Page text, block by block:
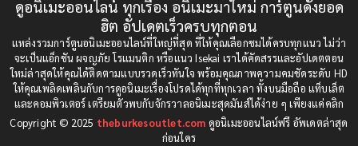
Bondage (ทาส)(1)
boys love(1)
Censored (เซ็นเซอร์) (19)
Comedy (ตลก) (85)
1993
1992
1991
1990
1989
1988
1987
1985
ดูอนิเมะออนไลน์ ทุกเรื่อง อนิเมะมาใหม่ การ์ตูนดังยอด
ฮิต อัปเดตเร็วครบทุกตอน
แหล่งรวมการ์ตูนอนิเมะออนไลน์ที่ใหญ่ที่สุด ที่ให้คุณเลือกชมได้ครบทุกแนว ไม่ว่า
จะเป็นแอ็กชัน ผจญภัย โรแมนติก หรือแนว Isekai เราได้คัดสรรและอัปเดตตอน
ใหม่ล่าสุดให้คุณได้ติดตามแบบรวดเร็วทันใจ พร้อมคุณภาพความคมชัดระดับ HD
ให้คุณเพลิดเพลินกับการดูอนิเมะเรื่องโปรดได้ทุกที่ทุกเวลา ทั้งบนมือถือ แท็บเล็ต
และคอมพิวเตอร์ เตรียมตัวพบกับจักรวาลอนิเมะสุดมันส์ได้ง่าย ๆ เพียงแค่คลิก
Copyright © 2025 theburkesoutlet.com ดูอนิเมะออนไลน์ฟรี อัพเดตล่าสุด
ก่อนใคร